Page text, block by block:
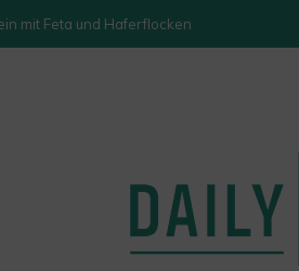
mit Feta und Haferflocken